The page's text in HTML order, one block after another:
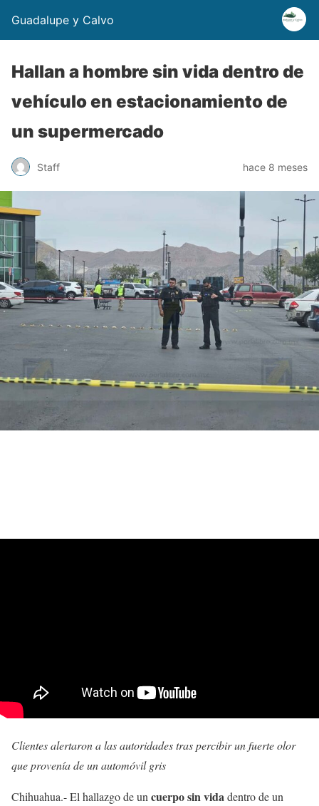
Guadalupe y Calvo
Hallan a hombre sin vida dentro de
vehículo en estacionamiento de
un supermercado
Staff hace 8 meses
Clientes alertaron a las autoridades tras percibir un fuerte olor
que provenía de un automóvil gris
Chihuahua.- El hallazgo de un cuerpo sin vidadentro de un